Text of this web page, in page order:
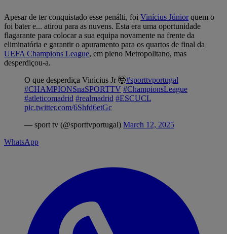
Apesar de ter conquistado esse penálti, foi Vinícius Júniorquem o
foi bater e... atirou para as nuvens. Esta era uma oportunidade
flagarante para colocar a sua equipa novamente na frente da
eliminatória e garantir o apuramento para os quartos de final da
UEFA Champions League, em pleno Metropolitano, mas
desperdiçou-a.
O que desperdiça Vinicius Jr 🤯#sporttvportugal
#CHAMPIONSnaSPORTTV #ChampionsLeague
#atleticomadrid #realmadrid #ESCUCL
pic.twitter.com/6Shfd6etGc
— sport tv (@sporttvportugal) March 12, 2025
WhatsApp